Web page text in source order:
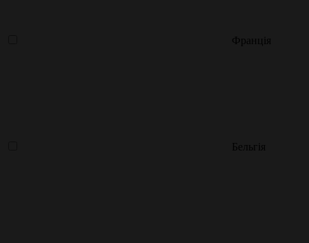
Франція
Бельгія